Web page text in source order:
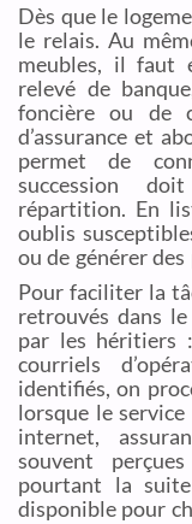
Dès que le
le relais. Au
meubles, il faut
relevé de
foncière ou de
d’assurance et
permet de
succession
répartition. En
oublis
ou de générer
Pour faciliter la
retrouvés dans
par les héritiers
courriels
identifiés, on
lorsque le service
internet,
souvent
pourtant la
disponible pour